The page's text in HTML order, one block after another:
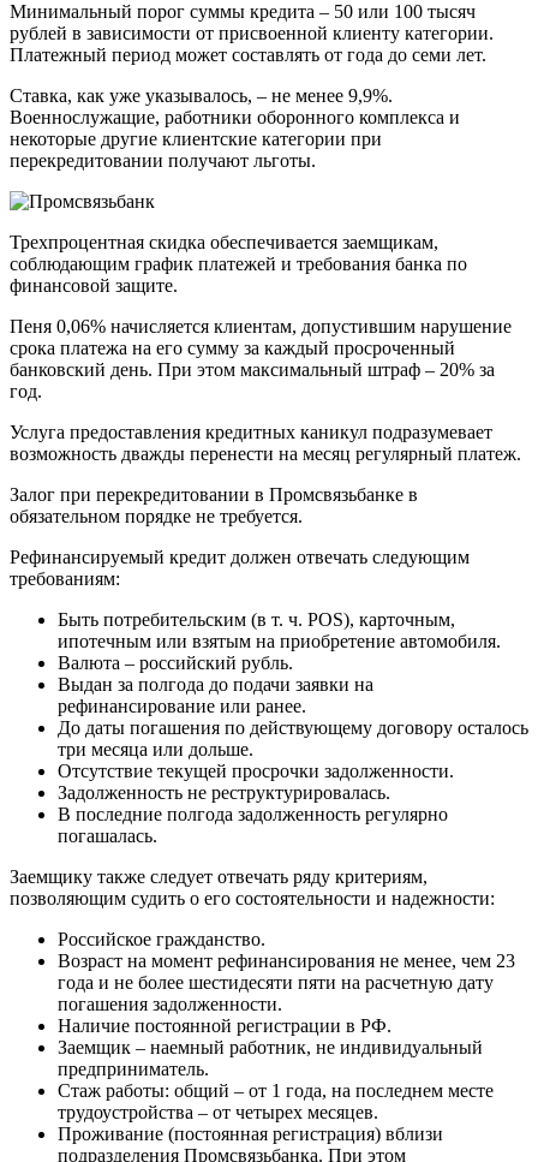
Минимальный порог суммы кредита – 50 или 100 тысяч
рублей в зависимости от присвоенной клиенту категории.
Платежный период может составлять от года до семи лет.
Ставка, как уже указывалось, – не менее 9,9%.
Военнослужащие, работники оборонного комплекса и
некоторые другие клиентские категории при
перекредитовании получают льготы.
Трехпроцентная скидка обеспечивается заемщикам,
соблюдающим график платежей и требования банка по
финансовой защите.
Пеня 0,06% начисляется клиентам, допустившим нарушение
срока платежа на его сумму за каждый просроченный
банковский день. При этом максимальный штраф – 20% за
год.
Услуга предоставления кредитных каникул подразумевает
возможность дважды перенести на месяц регулярный платеж.
Залог при перекредитовании в Промсвязьбанке в
обязательном порядке не требуется.
Рефинансируемый кредит должен отвечать следующим
требованиям:
Быть потребительским (в т. ч. POS), карточным,
ипотечным или взятым на приобретение автомобиля.
Валюта – российский рубль.
Выдан за полгода до подачи заявки на
рефинансирование или ранее.
До даты погашения по действующему договору осталось
три месяца или дольше.
Отсутствие текущей просрочки задолженности.
Задолженность не реструктурировалась.
В последние полгода задолженность регулярно
погашалась.
Заемщику также следует отвечать ряду критериям,
позволяющим судить о его состоятельности и надежности:
Российское гражданство.
Возраст на момент рефинансирования не менее, чем 23
года и не более шестидесяти пяти на расчетную дату
погашения задолженности.
Наличие постоянной регистрации в РФ.
Заемщик – наемный работник, не индивидуальный
предприниматель.
Стаж работы: общий – от 1 года, на последнем месте
трудоустройства – от четырех месяцев.
Проживание (постоянная регистрация) вблизи
подразделения Промсвязьбанка. При этом